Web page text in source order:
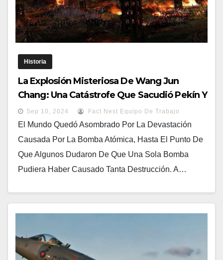
Historia
La Explosión Misteriosa De Wang Jun
Chang: Una Catástrofe Que Sacudió Pekín Y
Puso Fin A Una Dinastía
Sep 10, 2024 Fact Nest Equipo De Trabajo
El Mundo Quedó Asombrado Por La Devastación
Causada Por La Bomba Atómica, Hasta El Punto De
Que Algunos Dudaron De Que Una Sola Bomba
Pudiera Haber Causado Tanta Destrucción. A…